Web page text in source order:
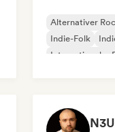
Alternativer
Indie-Folk
Internationaler